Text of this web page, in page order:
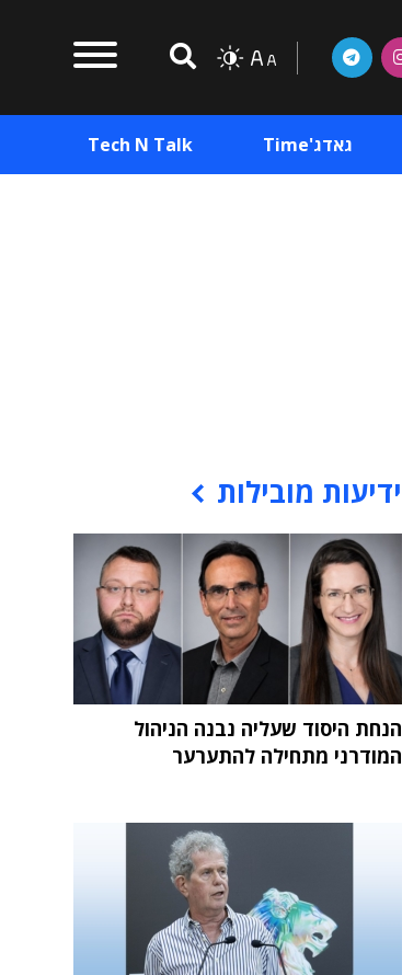
גאדג'Time Tech N Talk
ידיעות מובילות
הנחת היסוד שעליה נבנה הניהול
המודרני מתחילה להתערער